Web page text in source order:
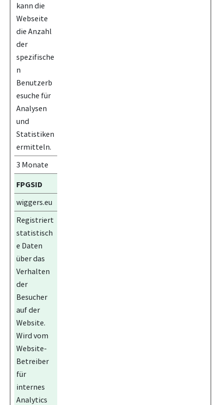
kann die
Webseite
die Anzahl
der
spezifische
n
Benutzerb
esuche für
Analysen
und
Statistiken
ermitteln.
3 Monate
FPGSID
wiggers.eu
Registriert
statistisch
e Daten
über das
Verhalten
der
Besucher
auf der
Website.
Wird vom
Website-
Betreiber
für
internes
Analytics